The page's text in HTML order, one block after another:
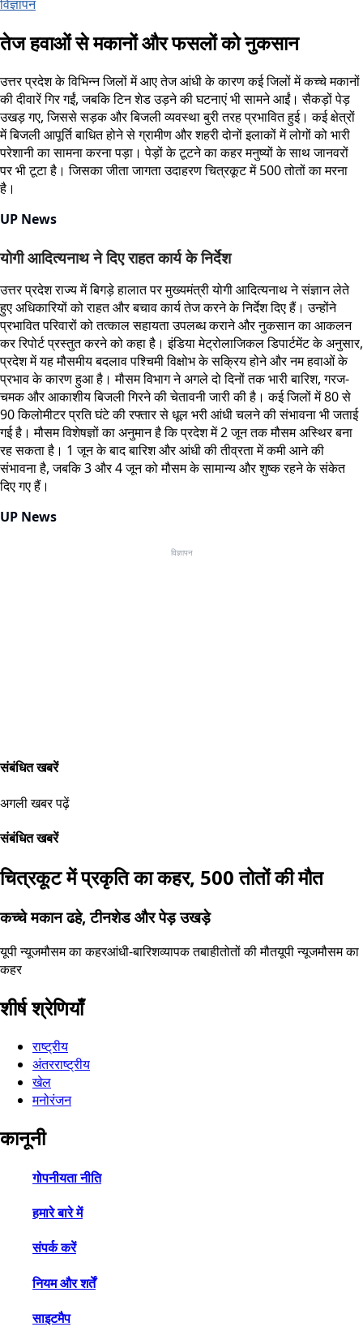
विज्ञापन
तेज हवाओं से मकानों और फसलों को नुकसान
उत्तर प्रदेश के विभिन्न जिलों में आए तेज आंधी के कारण कई जिलों में कच्चे मकानों
की दीवारें गिर गईं, जबकि टिन शेड उड़ने की घटनाएं भी सामने आईं। सैकड़ों पेड़
उखड़ गए, जिससे सड़क और बिजली व्यवस्था बुरी तरह प्रभावित हुई। कई क्षेत्रों
में बिजली आपूर्ति बाधित होने से ग्रामीण और शहरी दोनों इलाकों में लोगों को भारी
परेशानी का सामना करना पड़ा। पेड़ों के टूटने का कहर मनुष्यों के साथ जानवरों
पर भी टूटा है। जिसका जीता जागता उदाहरण चित्रकूट में 500 तोतों का मरना
है।
UP News
योगी आदित्यनाथ ने दिए राहत कार्य के निर्देश
उत्तर प्रदेश राज्य में बिगड़े हालात पर मुख्यमंत्री योगी आदित्यनाथ ने संज्ञान लेते
हुए अधिकारियों को राहत और बचाव कार्य तेज करने के निर्देश दिए हैं। उन्होंने
प्रभावित परिवारों को तत्काल सहायता उपलब्ध कराने और नुकसान का आकलन
कर रिपोर्ट प्रस्तुत करने को कहा है। इंडिया मेट्रोलाजिकल डिपार्टमेंट के अनुसार,
प्रदेश में यह मौसमीय बदलाव पश्चिमी विक्षोभ के सक्रिय होने और नम हवाओं के
प्रभाव के कारण हुआ है। मौसम विभाग ने अगले दो दिनों तक भारी बारिश, गरज-
चमक और आकाशीय बिजली गिरने की चेतावनी जारी की है। कई जिलों में 80 से
90 किलोमीटर प्रति घंटे की रफ्तार से धूल भरी आंधी चलने की संभावना भी जताई
गई है। मौसम विशेषज्ञों का अनुमान है कि प्रदेश में 2 जून तक मौसम अस्थिर बना
रह सकता है। 1 जून के बाद बारिश और आंधी की तीव्रता में कमी आने की
संभावना है, जबकि 3 और 4 जून को मौसम के सामान्य और शुष्क रहने के संकेत
दिए गए हैं।
UP News
विज्ञापन
संबंधित खबरें
अगली खबर पढ़ें
संबंधित खबरें
चित्रकूट में प्रकृति का कहर, 500 तोतों की मौत
कच्चे मकान ढहे, टीनशेड और पेड़ उखड़े
यूपी न्यूजमौसम का कहरआंधी-बारिशव्यापक तबाहीतोतों की मौतयूपी न्यूजमौसम का
कहर
शीर्ष श्रेणियाँ
राष्ट्रीय
अंतरराष्ट्रीय
खेल
मनोरंजन
कानूनी
गोपनीयता नीति
हमारे बारे में
संपर्क करें
नियम और शर्तें
साइटमैप